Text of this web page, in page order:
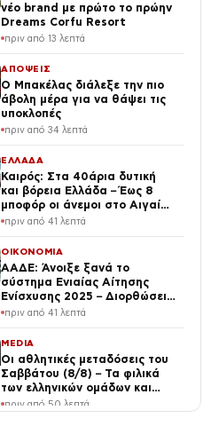
νέο brand με πρώτο το πρώην
Dreams Corfu Resort
πριν από 13 λεπτά
ΑΠΟΨΕΙΣ
Ο Μπακέλας διάλεξε την πιο
άβολη μέρα για να θάψει τις
υποκλοπές
πριν από 34 λεπτά
ΕΛΛΑΔΑ
Καιρός: Στα 40άρια δυτική
και βόρεια Ελλάδα – Έως 8
μποφόρ οι άνεμοι στο Αιγαίο
μέχρι Δεκαπενταύγουστο
πριν από 41 λεπτά
ΟΙΚΟΝΟΜΙΑ
ΑΑΔΕ: Άνοιξε ξανά το
σύστημα Ενιαίας Αίτησης
Ενίσχυσης 2025 – Διορθώσεις
έως πότε μπορούν να γίνουν
πριν από 41 λεπτά
MEDIA
Οι αθλητικές μεταδόσεις του
Σαββάτου (8/8) – Τα φιλικά
των ελληνικών ομάδων και
MotoGP ξεχωρίζουν σήμερα
πριν από 50 λεπτά